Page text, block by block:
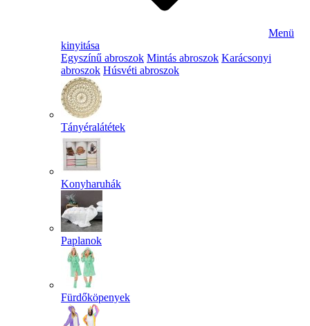
Menü
kinyitása
Egyszínű abroszok Mintás abroszok Karácsonyi
abroszok Húsvéti abroszok
Tányéralátétek
Konyharuhák
Paplanok
Fürdőköpenyek